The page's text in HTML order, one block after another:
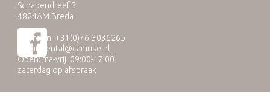
Schapendreef 3
4824AM Breda
Telefoon: +31(0)76-3036265
E-mail:
rental@camuse.nl
Open: ma-vrij: 09:00-17:00
zaterdag op afspraak